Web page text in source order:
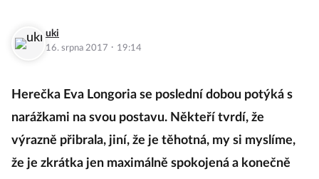
uki
16. srpna 2017 · 19:14
Herečka Eva Longoria se poslední dobou potýká s
narážkami na svou postavu. Někteří tvrdí, že
výrazně přibrala, jiní, že je těhotná, my si myslíme,
že je zkrátka jen maximálně spokojená a konečně